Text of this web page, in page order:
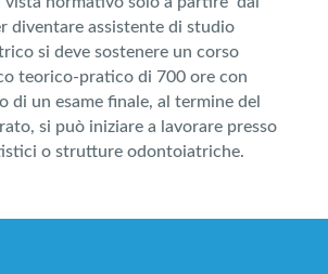
diventare assistente di studio
si deve sostenere un corso
teorico-pratico di 700 ore con
di un esame finale, al termine del
si può iniziare a lavorare presso
o strutture odontoiatriche.